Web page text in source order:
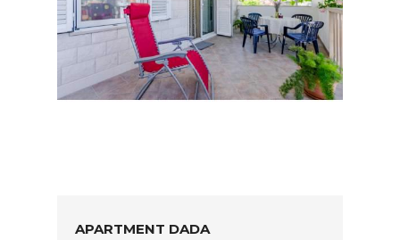
APARTMENT DADA